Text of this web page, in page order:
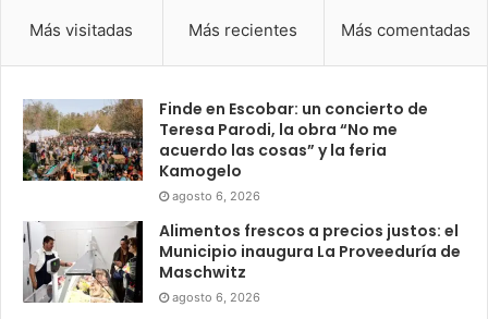
Más visitadas Más recientes Más comentadas
Finde en Escobar: un concierto de
Teresa Parodi, la obra “No me
acuerdo las cosas” y la feria
Kamogelo
agosto 6, 2026
Alimentos frescos a precios justos: el
Municipio inaugura La Proveeduría de
Maschwitz
agosto 6, 2026